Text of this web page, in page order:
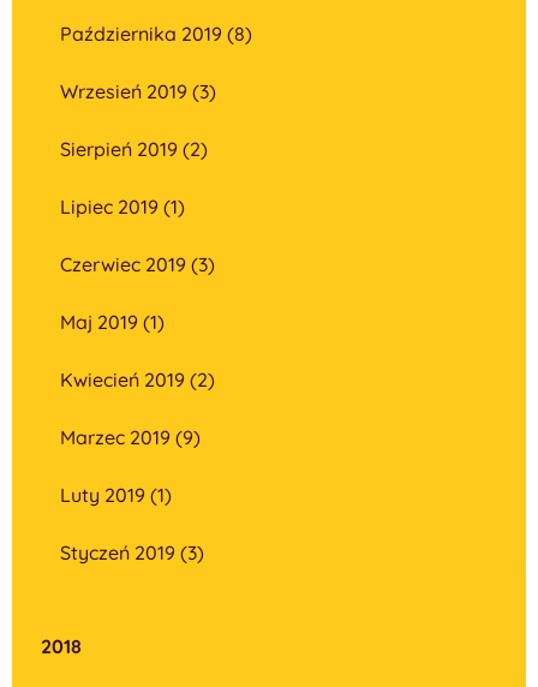
Października 2019 (8)
Wrzesień 2019 (3)
Sierpień 2019 (2)
Lipiec 2019 (1)
Czerwiec 2019 (3)
Maj 2019 (1)
Kwiecień 2019 (2)
Marzec 2019 (9)
Luty 2019 (1)
Styczeń 2019 (3)
2018